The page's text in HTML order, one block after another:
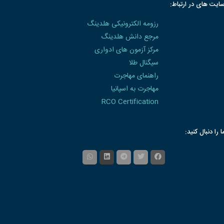
های در ارتباط:
رزومه الکترونیکی هلدینگ
مرجع دانش هلدینگ
مرکز آزمون های ادواری
سیگنال طلا
راهنمای مهاجرت
مهاجرت به اسپانیا
RCO Certification
را دنبال کنید: